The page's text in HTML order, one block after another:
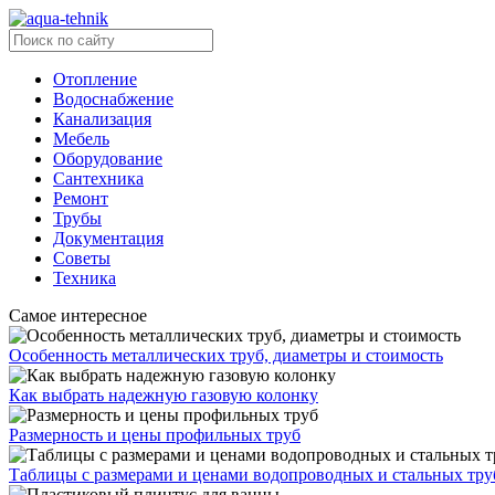
Отопление
Водоснабжение
Канализация
Мебель
Оборудование
Сантехника
Ремонт
Трубы
Документация
Советы
Техника
Самое интересное
Особенность металлических труб, диаметры и стоимость
Как выбрать надежную газовую колонку
Размерность и цены профильных труб
Таблицы с размерами и ценами водопроводных и стальных